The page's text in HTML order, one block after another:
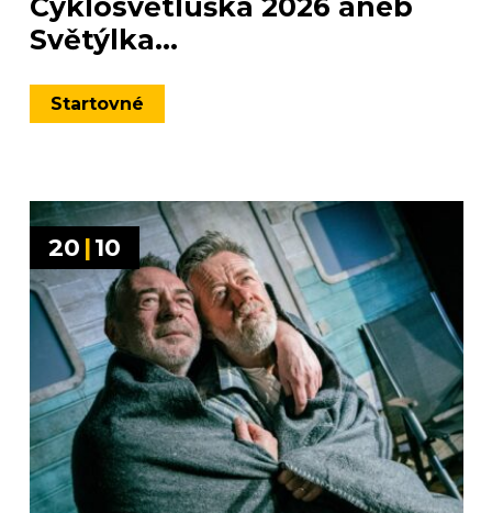
Cyklosvětluška 2026 aneb
Světýlka...
Startovné
20 |10